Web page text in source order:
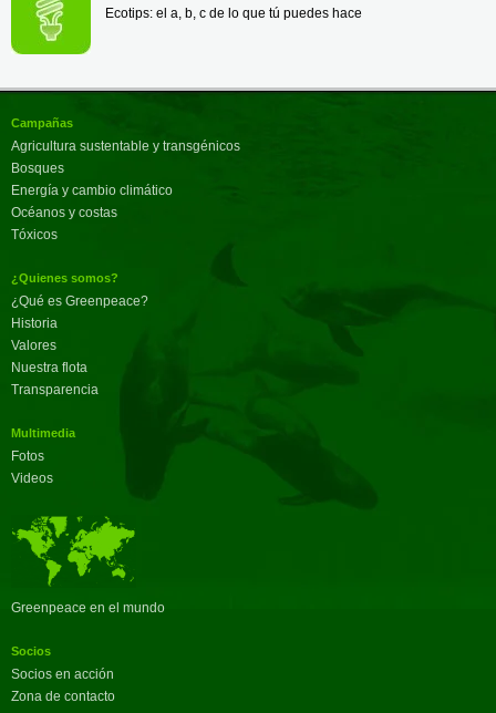
Ecotips: el a, b, c de lo que tú puedes hace
Campañas
Agricultura sustentable y transgénicos
Bosques
Energía y cambio climático
Océanos y costas
Tóxicos
¿Quienes somos?
¿Qué es Greenpeace?
Historia
Valores
Nuestra flota
Transparencia
Multimedia
Fotos
Videos
Greenpeace en el mundo
Socios
Socios en acción
Zona de contacto